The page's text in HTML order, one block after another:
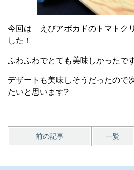
今回は えびアボカドのトマトク
した！
ふわふわでとても美味しかったで
デザートも美味しそうだったので
たいと思います?
前の記事 一覧